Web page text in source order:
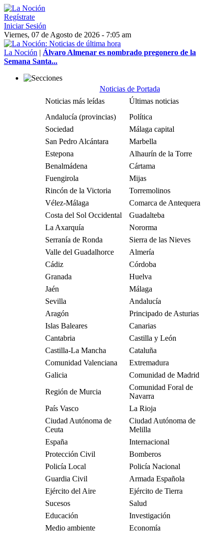
Regístrate
Iniciar Sesión
Viernes, 07 de Agosto de 2026 - 7:05 am
La Noción | Álvaro Almenar es nombrado pregonero de la
Semana Santa...
Noticias de Portada
Noticias más leídas
Últimas noticias
Andalucía (provincias)
Política
Sociedad
Málaga capital
San Pedro Alcántara
Marbella
Estepona
Alhaurín de la Torre
Benalmádena
Cártama
Fuengirola
Mijas
Rincón de la Victoria
Torremolinos
Vélez-Málaga
Comarca de Antequera
Costa del Sol Occidental
Guadalteba
La Axarquía
Nororma
Serranía de Ronda
Sierra de las Nieves
Valle del Guadalhorce
Almería
Cádiz
Córdoba
Granada
Huelva
Jaén
Málaga
Sevilla
Andalucía
Aragón
Principado de Asturias
Islas Baleares
Canarias
Cantabria
Castilla y León
Castilla-La Mancha
Cataluña
Comunidad Valenciana
Extremadura
Galicia
Comunidad de Madrid
Región de Murcia
Comunidad Foral de
Navarra
País Vasco
La Rioja
Ciudad Autónoma de
Ceuta
Ciudad Autónoma de
Melilla
España
Internacional
Protección Civil
Bomberos
Policía Local
Policía Nacional
Guardia Civil
Armada Española
Ejército del Aire
Ejército de Tierra
Sucesos
Salud
Educación
Investigación
Medio ambiente
Economía